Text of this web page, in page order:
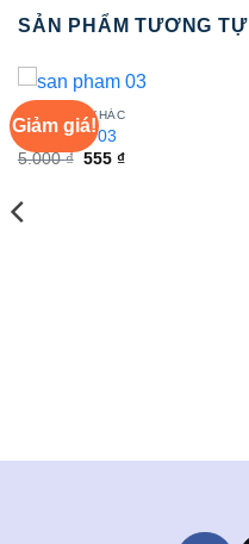
SẢN PHẨM TƯƠNG TỰ
Giảm giá!
SẢN PHẨM KHÁC
san pham 03
5.000₫ Giá
555 ₫Giá